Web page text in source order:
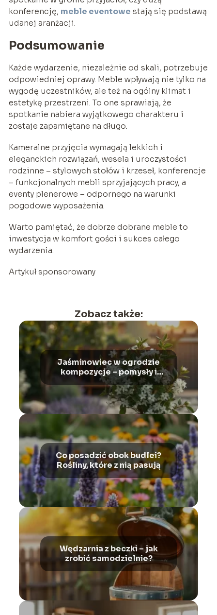
konferencję, meble eventowe stają się podstawą
udanej aranżacji.
Podsumowanie
Każde wydarzenie, niezależnie od skali, potrzebuje
odpowiedniej oprawy. Meble wpływają nie tylko na
wygodę uczestników, ale też na ogólny klimat i
estetykę przestrzeni. To one sprawiają, że
spotkanie nabiera wyjątkowego charakteru i
zostaje zapamiętane na długo.
Kameralne przyjęcia wymagają lekkich i
eleganckich rozwiązań, wesela i uroczystości
rodzinne – stylowych stołów i krzeseł, konferencje
– funkcjonalnych mebli sprzyjających pracy, a
eventy plenerowe – odpornego na warunki
pogodowe wyposażenia.
Warto pamiętać, że dobrze dobrane meble to
inwestycja w komfort gości i sukces całego
wydarzenia.
Artykuł sponsorowany
Zobacz także:
Jaśminowiec w ogrodzie
kompozycje – pomysły i
aranżacje
Co posadzić obok budlei?
Rośliny, które z nią pasują
Wędzarnia z beczki – jak
zrobić samodzielnie?